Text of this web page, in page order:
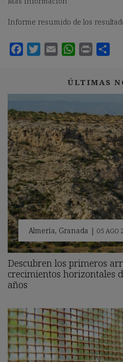
Informe resumido de los
ÚLTIMAS
Almería, Granada | 05 AGO
Descubren los primeros
crecimientos horizontales
años